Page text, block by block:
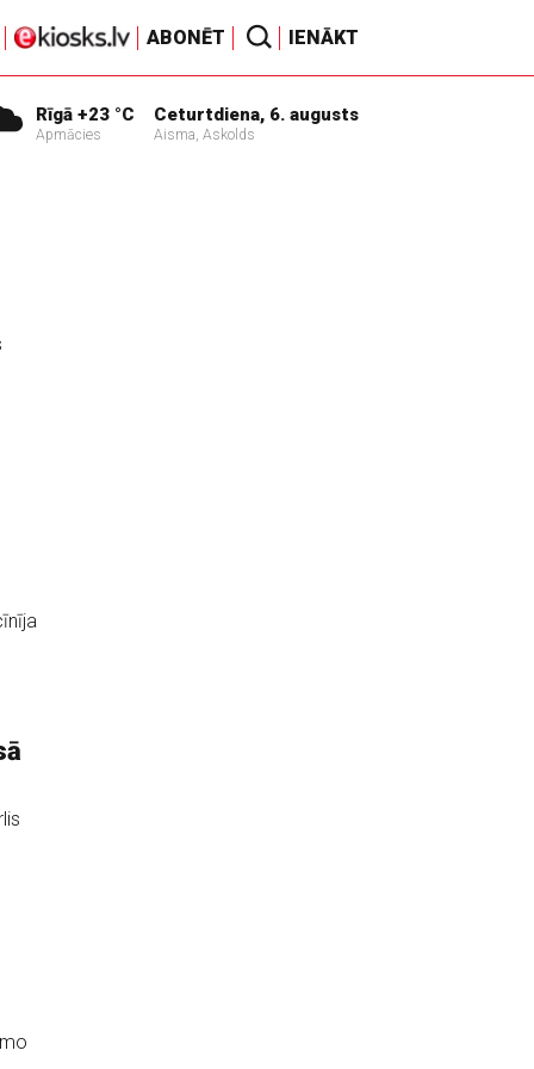
ABONĒT IENĀKT
Rīgā +23 °C
Apmācies
Ceturtdiena, 6. augusts
Aisma, Askolds